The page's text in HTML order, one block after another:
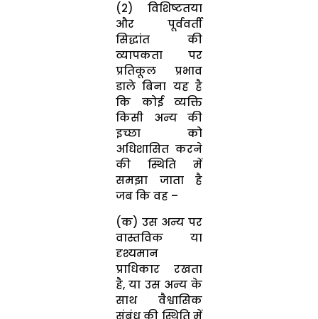
(2) विशिष्टतया
और पूर्ववर्ती
सिद्धांत की
व्यापकता पर
प्रतिकूल प्रभाव
डाले बिना यह है
कि कोई व्यक्ति
किसी अन्य की
इच्छा को
अधिशासित करने
की स्थिति में
समझा जाता है
जब कि वह –
(क) उस अन्य पर
वास्तविक या
दृश्यमान
प्राधिकार रखता
है, या उस अन्य के
साथ वैश्वासिक
संबंध की स्थिति में